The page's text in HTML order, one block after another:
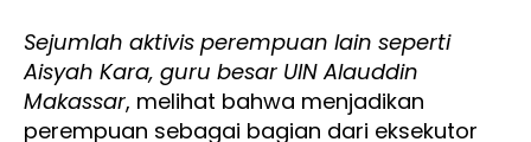
Sejumlah aktivis perempuan lain seperti
Aisyah Kara, guru besar UIN Alauddin
Makassar, melihat bahwa menjadikan
perempuan sebagai bagian dari eksekutor